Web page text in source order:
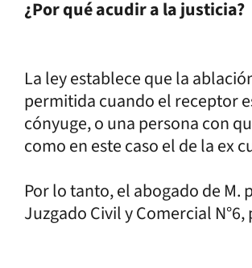
¿Por qué acudir a la justicia?
La ley establece que la
permitida cuando el receptor
cónyuge, o una persona con
como en este caso el de la ex
Por lo tanto, el abogado de
Juzgado Civil y Comercial